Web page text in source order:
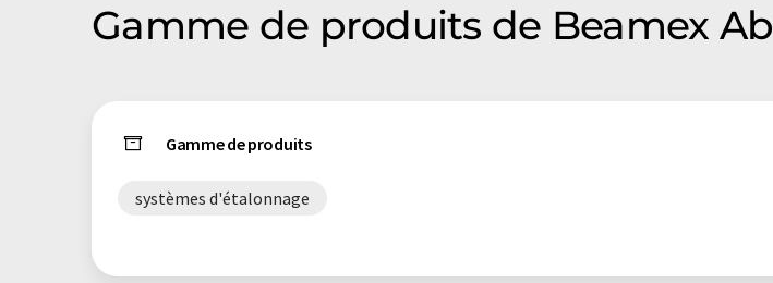
Gamme de produits de Beamex Ab
Gamme de produits
systèmes d'étalonnage